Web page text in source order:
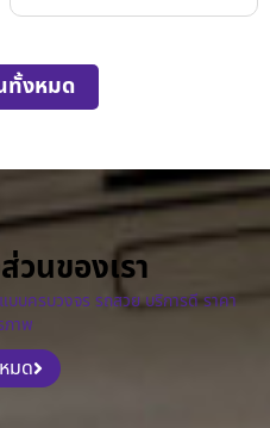
ทั้งหมด
วนของเรา
บครบวงจร รถสวย บริการดี ราคา
าพ
มด